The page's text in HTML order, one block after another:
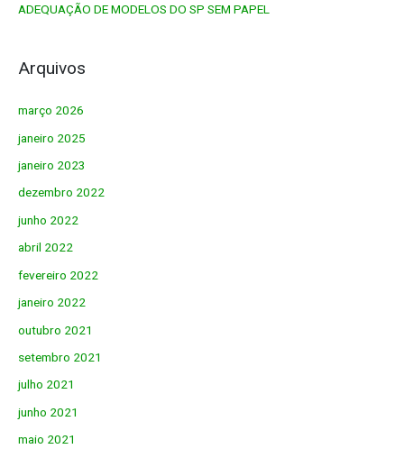
ADEQUAÇÃO DE MODELOS DO SP SEM PAPEL
Arquivos
março 2026
janeiro 2025
janeiro 2023
dezembro 2022
junho 2022
abril 2022
fevereiro 2022
janeiro 2022
outubro 2021
setembro 2021
julho 2021
junho 2021
maio 2021